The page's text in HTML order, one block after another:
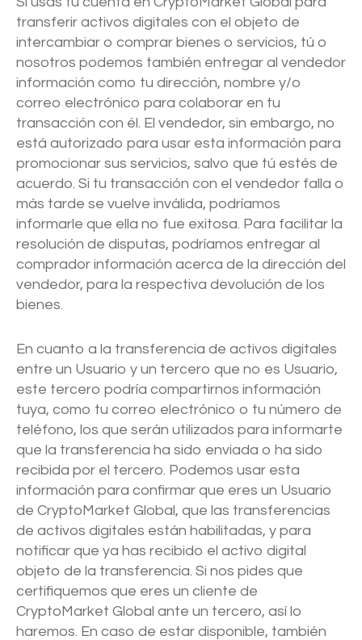
transferir activos digitales con el objeto de
intercambiar o comprar bienes o servicios, tú o
nosotros podemos también entregar al vendedor
información como tu dirección, nombre y/o
correo electrónico para colaborar en tu
transacción con él. El vendedor, sin embargo, no
está autorizado para usar esta información para
promocionar sus servicios, salvo que tú estés de
acuerdo. Si tu transacción con el vendedor falla o
más tarde se vuelve inválida, podríamos
informarle que ella no fue exitosa. Para facilitar la
resolución de disputas, podríamos entregar al
comprador información acerca de la dirección del
vendedor, para la respectiva devolución de los
bienes.
En cuanto a la transferencia de activos digitales
entre un Usuario y un tercero que no es Usuario,
este tercero podría compartirnos información
tuya, como tu correo electrónico o tu número de
teléfono, los que serán utilizados para informarte
que la transferencia ha sido enviada o ha sido
recibida por el tercero. Podemos usar esta
información para confirmar que eres un Usuario
de CryptoMarket Global, que las transferencias
de activos digitales están habilitadas, y para
notificar que ya has recibido el activo digital
objeto de la transferencia. Si nos pides que
certifiquemos que eres un cliente de
CryptoMarket Global ante un tercero, así lo
haremos. En caso de estar disponible, también